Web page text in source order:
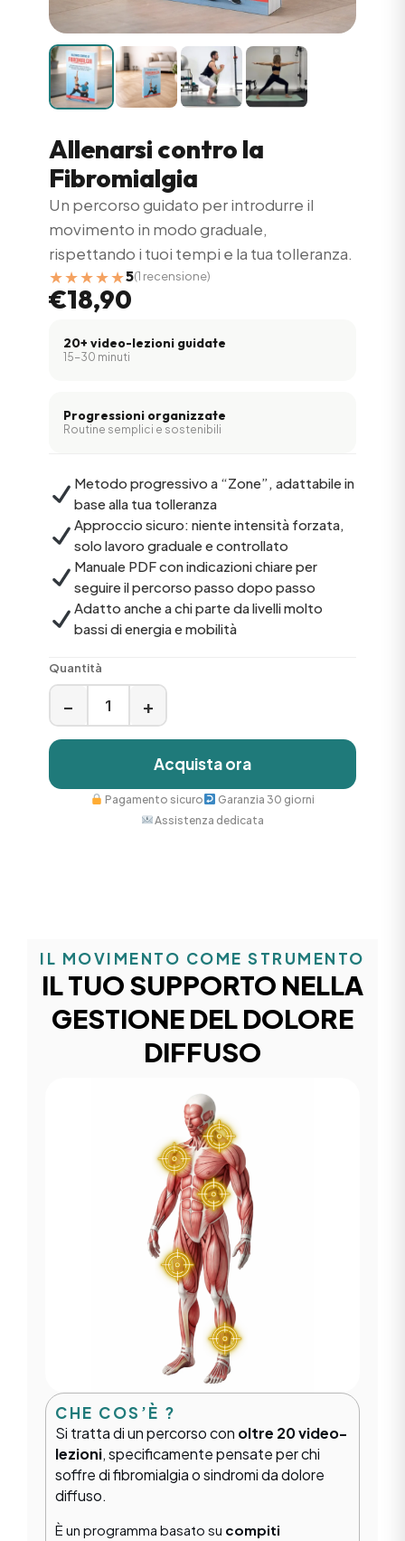
Allenarsi contro la
Fibromialgia
Un percorso guidato per introdurre il
movimento in modo graduale,
rispettando i tuoi tempi e la tua tolleranza.
★★★★★5(1 recensione)
€18,90
20+ video-lezioni guidate
15-30 minuti
Progressioni organizzate
Routine semplici e sostenibili
Metodo progressivo a “Zone”, adattabile in
base alla tua tolleranza
Approccio sicuro: niente intensità forzata,
solo lavoro graduale e controllato
Manuale PDF con indicazioni chiare per
seguire il percorso passo dopo passo
Adatto anche a chi parte da livelli molto
bassi di energia e mobilità
Quantità
− +
Acquista ora
Pagamento sicuro
Garanzia 30 giorni
Assistenza dedicata
IL MOVIMENTO COME STRUMENTO
IL TUO SUPPORTO NELLA
GESTIONE DEL DOLORE
DIFFUSO
CHE COS’È ?
Si tratta di un percorso con oltre 20 video-
lezioni, specificamente pensate per chi
soffre di fibromialgia o sindromi da dolore
diffuso.
È un programma basato su compiti